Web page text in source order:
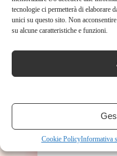
tecnologie ci permetterà di elaborare
unici su questo sito. Non
su alcune caratteristiche e funzioni.
Cookie PolicyInformativa
SHARE THIS